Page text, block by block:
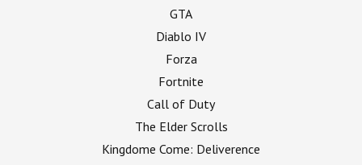
GTA
Diablo IV
Forza
Fortnite
Call of Duty
The Elder Scrolls
Kingdome Come: Deliverence